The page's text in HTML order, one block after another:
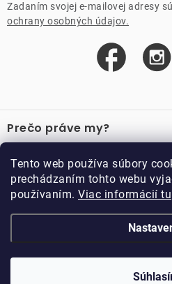
Tento web používa súbory
prechádzaním tohto webu
používaním. Viac informácií tu
Zadaním svojej e-mailovej adresy
ochrany osobných údajov.
á
p
ä
Prečo práve my?
Recenzie
Akcie
Důležité odkazy
Velkoobchod
Vzorková prodejna
Kariéra
O nákupe
Obchodné podmienky
Podmienky vernostného
Doppler CZ spol. s.r.o.,
DOPPLER CZ spol. s